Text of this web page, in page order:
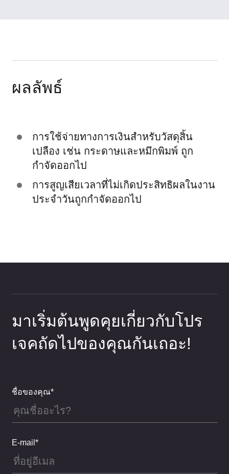
ผลลัพธ์
การใช้จ่ายทางการเงินสำหรับวัสดุสิ้น
เปลือง เช่น กระดาษและหมึกพิมพ์ ถูก
กำจัดออกไป
การสูญเสียเวลาที่ไม่เกิดประสิทธิผลในงาน
ประจำวันถูกกำจัดออกไป
มาเริ่มต้นพูดคุยเกี่ยวกับโปร
เจคถัดไปของคุณกันเถอะ!
ชื่อของคุณ*
E-mail*